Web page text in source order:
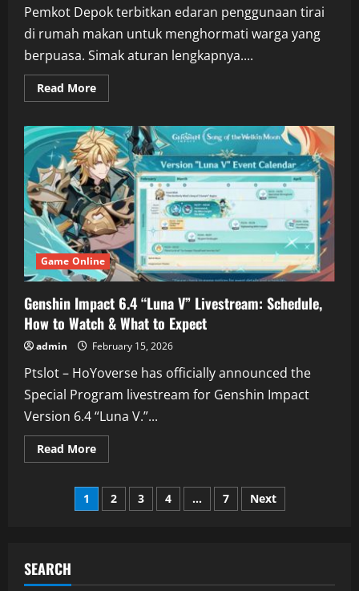
Pemkot Depok terbitkan edaran penggunaan tirai
di rumah makan untuk menghormati warga yang
berpuasa. Simak aturan lengkapnya....
Read MoreRead
more
Tirai
Rumah
Makan
di
Depok
Selama
Ramadhan
Game Online
Genshin Impact 6.4 “Luna V” Livestream: Schedule,
How to Watch & What to Expect
admin February 15, 2026
Ptslot – HoYoverse has officially announced the
Special Program livestream for Genshin Impact
Version 6.4 “Luna V.”...
Read MoreRead
more
Impact
6.4
“Luna
Watch
Posts
1 2 3 4 … 7 Next
SEARCH